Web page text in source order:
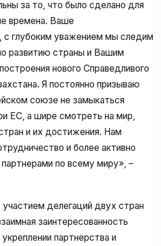
за то, что было сделано для
времена. Ваше
с глубоким уважением мы следим
развитию страны и Вашим
нового Справедливого
Я постоянно призываю
союзе не замыкаться
ЕС, а шире смотреть на мир,
и их достижения. Нам
и более активно
по всему миру», –
делегаций двух стран
заинтересованность
партнерства и